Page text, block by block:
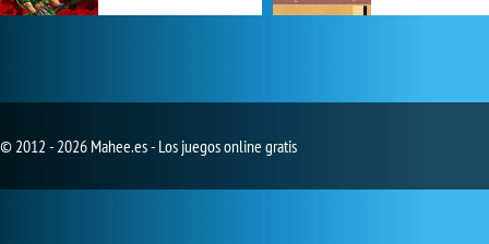
© 2012 - 2026 Mahee.es - Los juegos online gratis